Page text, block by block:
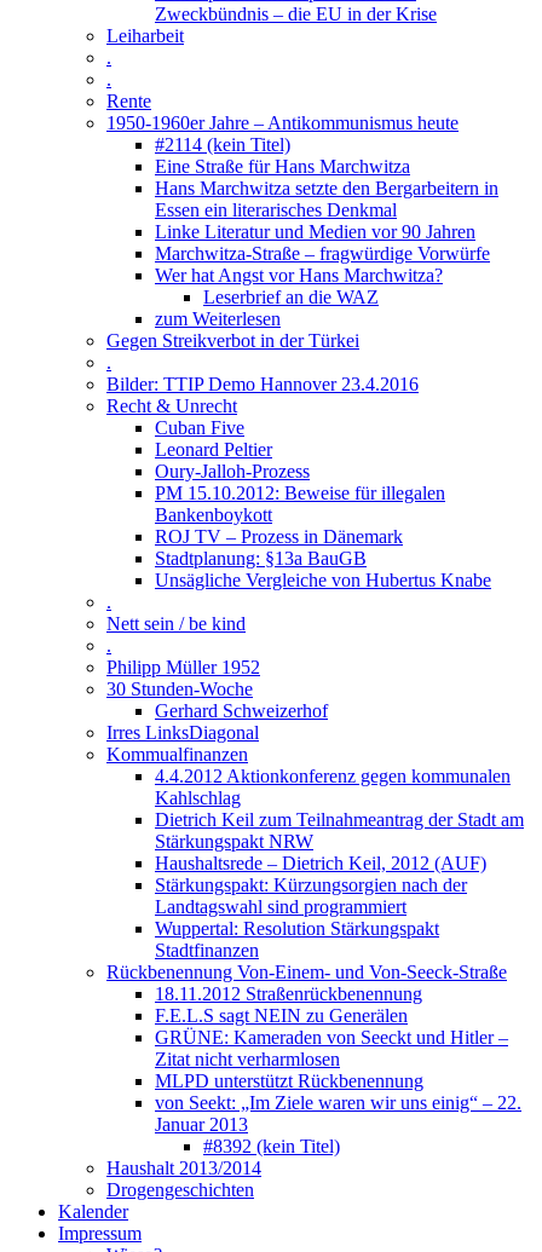
Zweckbündnis – die EU in der Krise
Leiharbeit
.
.
Rente
1950-1960er Jahre – Antikommunismus heute
#2114 (kein Titel)
Eine Straße für Hans Marchwitza
Hans Marchwitza setzte den Bergarbeitern in
Essen ein literarisches Denkmal
Linke Literatur und Medien vor 90 Jahren
Marchwitza-Straße – fragwürdige Vorwürfe
Wer hat Angst vor Hans Marchwitza?
Leserbrief an die WAZ
zum Weiterlesen
Gegen Streikverbot in der Türkei
.
Bilder: TTIP Demo Hannover 23.4.2016
Recht & Unrecht
Cuban Five
Leonard Peltier
Oury-Jalloh-Prozess
PM 15.10.2012: Beweise für illegalen
Bankenboykott
ROJ TV – Prozess in Dänemark
Stadtplanung: §13a BauGB
Unsägliche Vergleiche von Hubertus Knabe
.
Nett sein / be kind
.
Philipp Müller 1952
30 Stunden-Woche
Gerhard Schweizerhof
Irres LinksDiagonal
Kommualfinanzen
4.4.2012 Aktionkonferenz gegen kommunalen
Kahlschlag
Dietrich Keil zum Teilnahmeantrag der Stadt am
Stärkungspakt NRW
Haushaltsrede – Dietrich Keil, 2012 (AUF)
Stärkungspakt: Kürzungsorgien nach der
Landtagswahl sind programmiert
Wuppertal: Resolution Stärkungspakt
Stadtfinanzen
Rückbenennung Von-Einem- und Von-Seeck-Straße
18.11.2012 Straßenrückbenennung
F.E.L.S sagt NEIN zu Generälen
GRÜNE: Kameraden von Seeckt und Hitler –
Zitat nicht verharmlosen
MLPD unterstützt Rückbenennung
von Seekt: „Im Ziele waren wir uns einig“ – 22.
Januar 2013
#8392 (kein Titel)
Haushalt 2013/2014
Drogengeschichten
Kalender
Impressum